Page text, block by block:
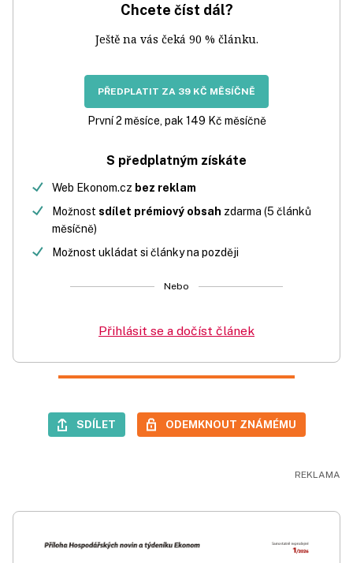
Chcete číst dál?
Ještě na vás čeká 90 % článku.
PŘEDPLATIT ZA 39 KČ MĚSÍČNĚ
První 2 měsíce, pak 149 Kč měsíčně
S předplatným získáte
Web Ekonom.cz bez reklam
Možnost sdílet prémiový obsah zdarma (5 článků
měsíčně)
Možnost ukládat si články na později
Nebo
Přihlásit se a dočíst článek
SDÍLET ODEMKNOUT ZNÁMÉMU